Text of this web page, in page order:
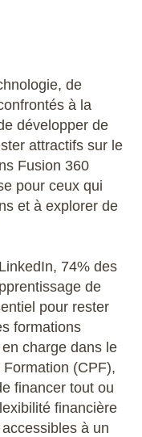
de
à la
développer de
attractifs sur le
Fusion 360
pour ceux qui
et à explorer de
74% des
de
pour rester
formations
charge dans le
(CPF),
financer tout ou
financière
à un